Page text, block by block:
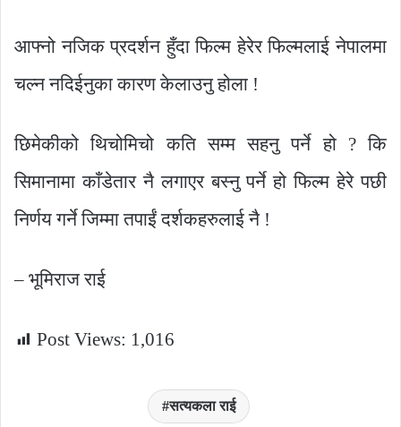
आफ्नो नजिक प्रदर्शन हुँदा फिल्म हेरेर फिल्मलाई नेपालमा
चल्न नदिईनुका कारण केलाउनु होला !
छिमेकीको थिचोमिचो कति सम्म सहनु पर्ने हो ? कि
सिमानामा काँडेतार नै लगाएर बस्नु पर्ने हो फिल्म हेरे पछी
निर्णय गर्ने जिम्मा तपाईं दर्शकहरुलाई नै !
– भूमिराज राई
Post Views: 1,016
सत्यकला राई